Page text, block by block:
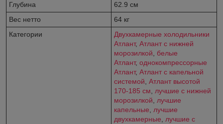
Глубина
62.9 см
Вес нетто
64 кг
Категории
Двухкамерные холодильники
Атлант, Атлант с нижней
морозилкой
белые
Атлант, однокомпрессорные
Атлант, Атлант с капельной
системой Атлант высотой
170-185 см
лучшие с нижней
морозилкой
лучшие
капельные
лучшие
двухкамерные
лучшие с